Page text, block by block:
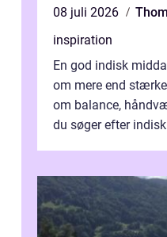
08 juli 2026
inspiration
En god indisk
om mere end
om balance,
du søger efter